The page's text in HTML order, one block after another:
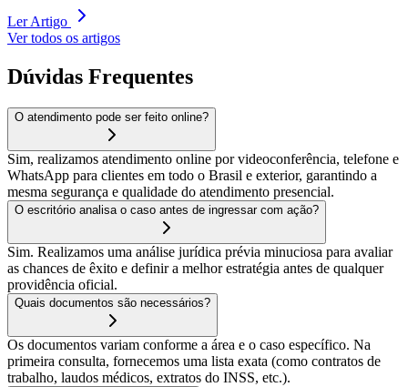
Ler Artigo
Ver todos os artigos
Dúvidas Frequentes
O atendimento pode ser feito online?
Sim, realizamos atendimento online por videoconferência, telefone e
WhatsApp para clientes em todo o Brasil e exterior, garantindo a
mesma segurança e qualidade do atendimento presencial.
O escritório analisa o caso antes de ingressar com ação?
Sim. Realizamos uma análise jurídica prévia minuciosa para avaliar
as chances de êxito e definir a melhor estratégia antes de qualquer
providência oficial.
Quais documentos são necessários?
Os documentos variam conforme a área e o caso específico. Na
primeira consulta, fornecemos uma lista exata (como contratos de
trabalho, laudos médicos, extratos do INSS, etc.).